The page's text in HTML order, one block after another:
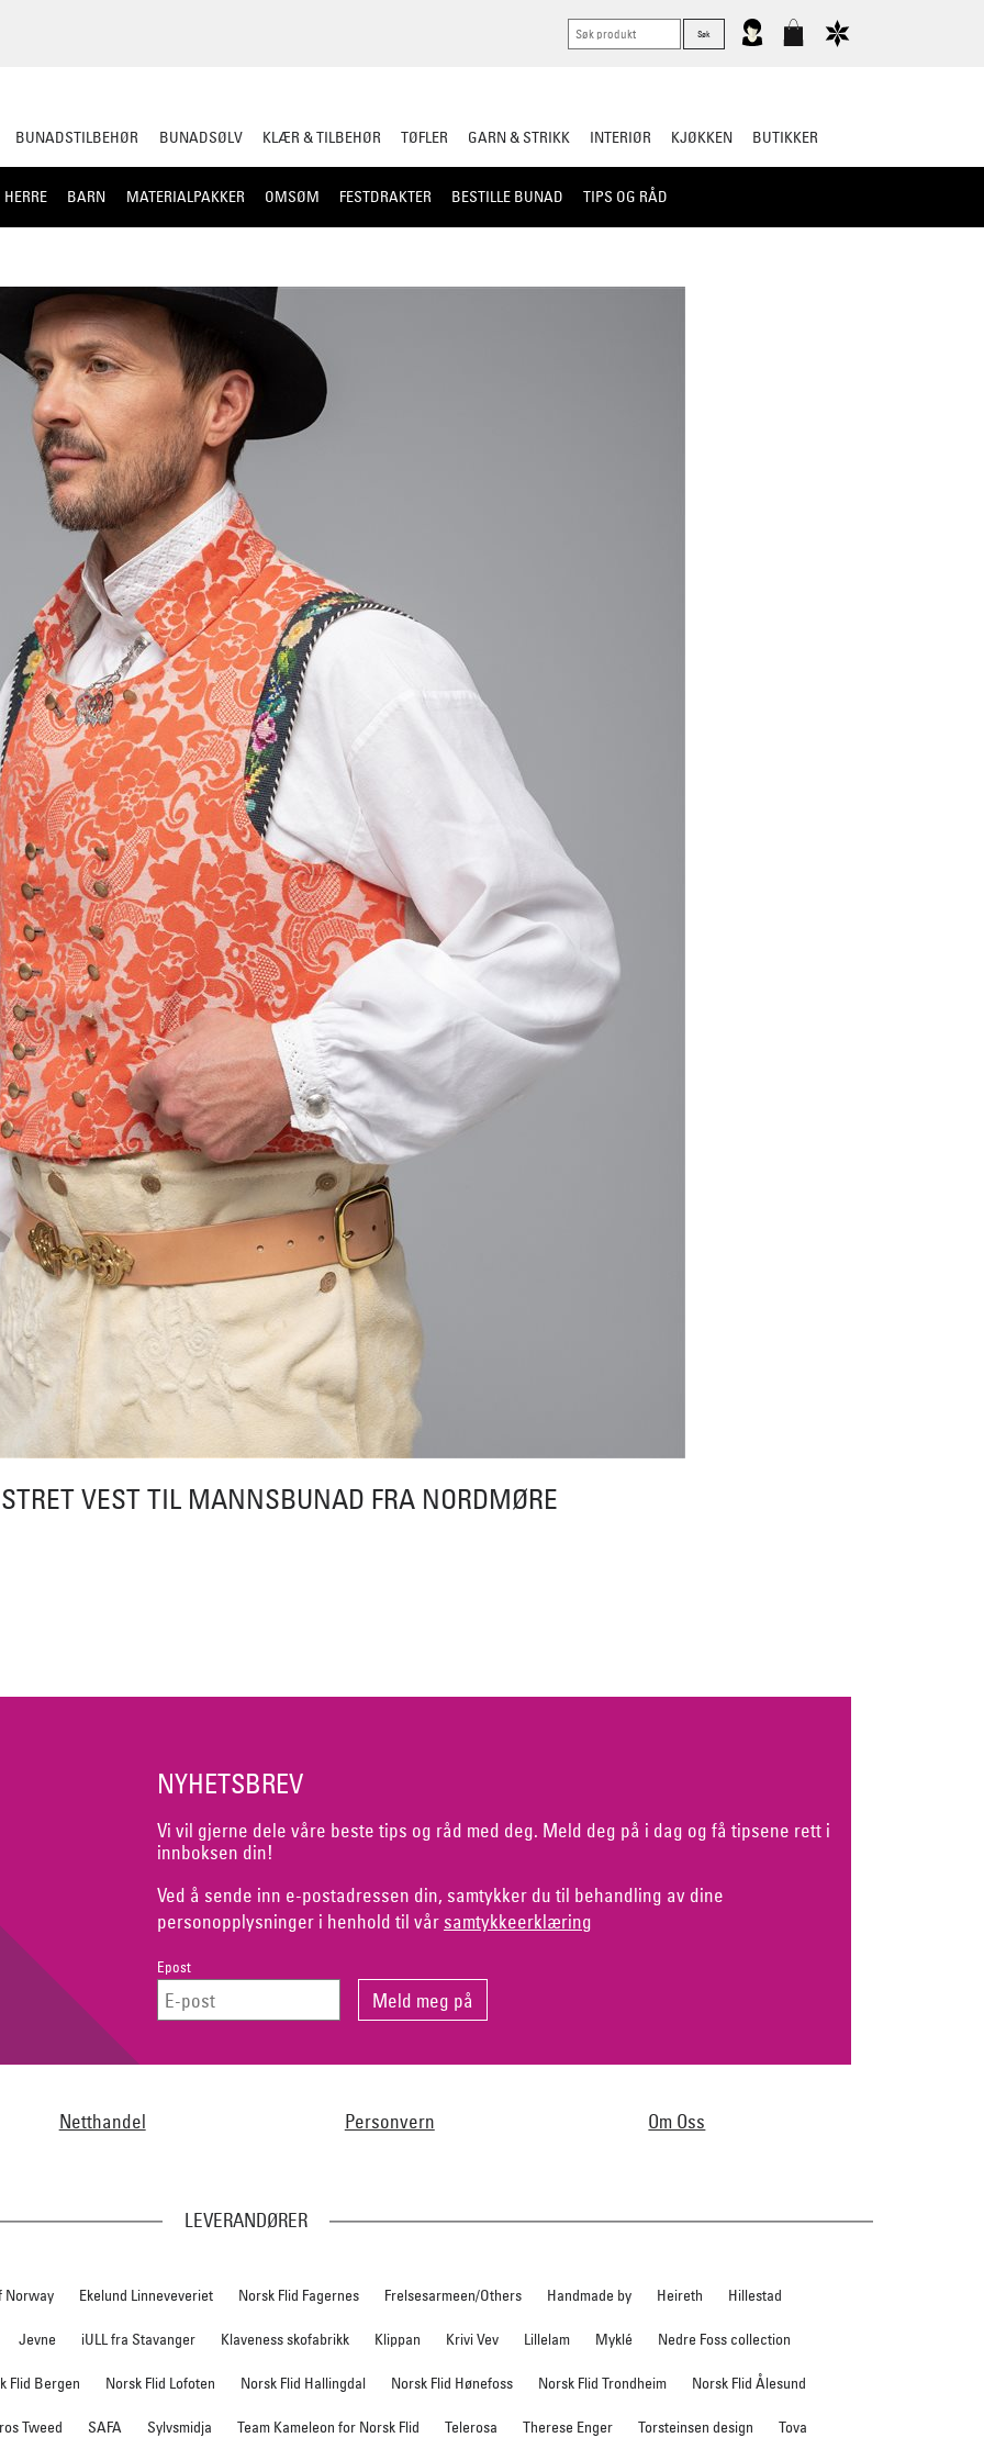
HERRE BARN MATERIALPAKKER OMSØM FESTDRAKTER BESTILLE BUNAD TIPS OG RÅD
BUNADSTILBEHØR BUNADSØLV KLÆR & TILBEHØR TØFLER GARN & STRIKK INTERIØR KJØKKEN BUTIKKER
VEST TIL MANNSBUNAD FRA NORDMØRE
NYHETSBREV
Vi vil gjerne dele våre beste tips og råd med deg. Meld deg på i dag og få tipsene rett i
innboksen din!
Ved å sende inn e-postadressen din, samtykker du til behandling av dine
personopplysninger i henhold til vår samtykkeerklæring
Epost
Netthandel Personvern Om Oss
LEVERANDØRER
Norway Ekelund Linneveveriet Norsk Flid Fagernes Frelsesarmeen/Others Handmade by Heireth Hillestad
Jevne iULL fra Stavanger Klaveness skofabrikk Klippan Krivi Vev Lillelam Myklé Nedre Foss collection
Flid Bergen Norsk Flid Lofoten Norsk Flid Hallingdal Norsk Flid Hønefoss Norsk Flid Trondheim Norsk Flid Ålesund
Tweed SAFA Sylvsmidja Team Kameleon for Norsk Flid Telerosa Therese Enger Torsteinsen design Tova